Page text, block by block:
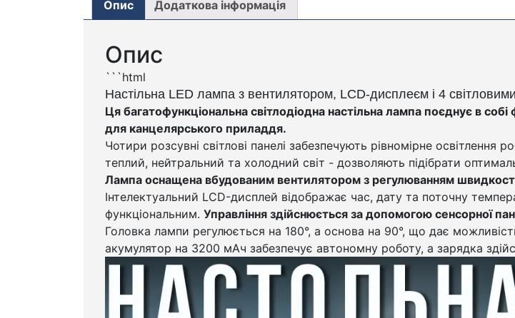
Опис Додаткова інформація
Опис
```html
Настільна LED лампа з вентилятором, LCD-дисплеєм і 4
Ця багатофункціональна світлодіодна настільна лампа поєднує в
для канцелярського приладдя.
Чотири розсувні світлові панелі забезпечують рівномірне
теплий, нейтральний та холодний світ - дозволяють підібрати
Лампа оснащена вбудованим вентилятором з регулюванням
Інтелектуальний LCD-дисплей відображає час, дату та поточну
функціональним. Управління здійснюється за допомогою сенсорної
Головка лампи регулюється на 180°, а основа на 90°, що дає
акумулятор на 3200 мАч забезпечує автономну роботу, а зарядка